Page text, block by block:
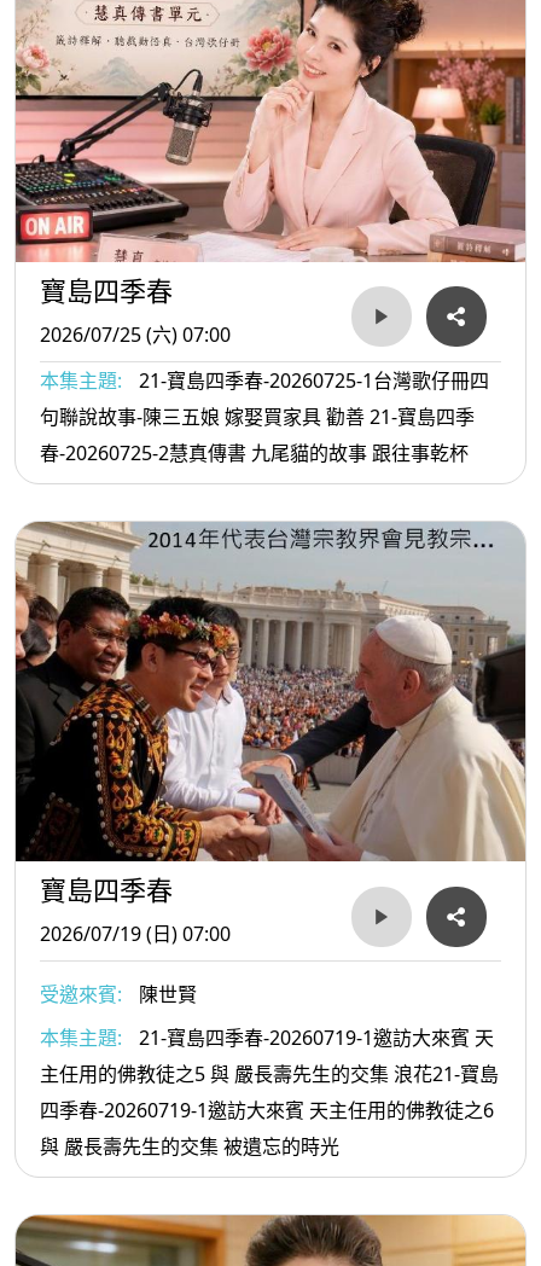
寶島四季春
2026/07/25 (六) 07:00
本集主題:
21-寶島四季春-20260725-1台灣歌仔冊四
句聯說故事-陳三五娘 嫁娶買家具 勸善 21-寶島四季
春-20260725-2慧真傳書 九尾貓的故事 跟往事乾杯
寶島四季春
2026/07/19 (日) 07:00
受邀來賓:
陳世賢
本集主題:
21-寶島四季春-20260719-1邀訪大來賓 天
主任用的佛教徒之5 與 嚴長壽先生的交集 浪花21-寶島
四季春-20260719-1邀訪大來賓 天主任用的佛教徒之6
與 嚴長壽先生的交集 被遺忘的時光